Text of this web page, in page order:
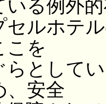
いる例外
セルホテ
こを
らとして
、安全